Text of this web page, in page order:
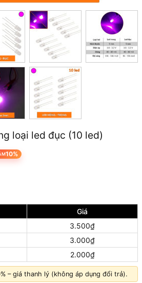
loại led đục (10 led)
10%
Giá
3.500₫
3.000₫
2.000₫
– giá thanh lý (không áp dụng đổi trả).